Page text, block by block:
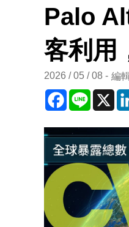
Palo
客利用
2026 / 05 / 08 編
Facebook
Line X